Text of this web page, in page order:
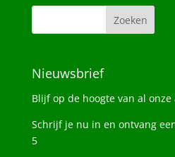
Nieuwsbrief
Blijf op de hoogte van al
Schrijf je nu in en ontvang
5